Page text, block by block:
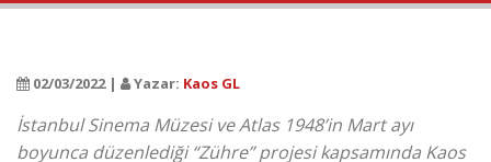
02/03/2022 | Yazar: Kaos GL
İstanbul Sinema Müzesi ve Atlas 1948’in Mart ayı
boyunca düzenlediği “Zühre” projesi kapsamında Kaos